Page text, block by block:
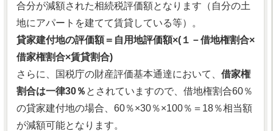
合分が減額された相続税評価額となります（自分の土
地にアパートを建てて賃貸している等）。
貸家建付地の評価額＝自用地評価額×(１－借地権割合×
借家権割合×賃貸割合)
さらに、国税庁の財産評価基本通達において、 借家権
割合は一律30％ とされていますので、借地権割合60％
の貸家建付地の場合、60％×30％×100％＝18％相当額
が減額可能となります。